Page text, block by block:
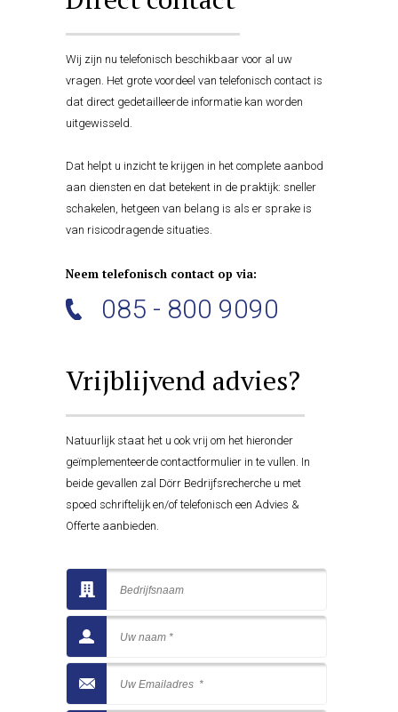
Wij zijn nu telefonisch beschikbaar voor al uw
vragen. Het grote voordeel van telefonisch contact is
dat direct gedetailleerde informatie kan worden
uitgewisseld.
Dat helpt u inzicht te krijgen in het complete aanbod
aan diensten en dat betekent in de praktijk: sneller
schakelen, hetgeen van belang is als er sprake is
van risicodragende situaties.
Neem telefonisch contact op via:
085 - 800 9090
Vrijblijvend advies?
Natuurlijk staat het u ook vrij om het hieronder
geïmplementeerde contactformulier in te vullen. In
beide gevallen zal Dörr Bedrijfsrecherche u met
spoed schriftelijk en/of telefonisch een Advies &
Offerte aanbieden.